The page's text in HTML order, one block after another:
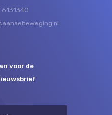
6131340
voor de